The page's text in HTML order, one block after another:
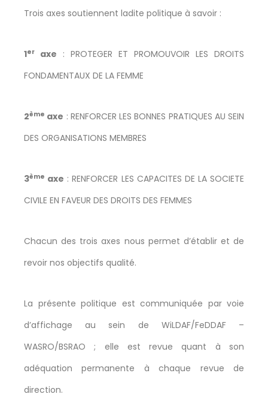
Trois axes soutiennent ladite politique à savoir :
1er axe : PROTEGER ET PROMOUVOIR LES DROITS
FONDAMENTAUX DE LA FEMME
2ème axe : RENFORCER LES BONNES PRATIQUES AU SEIN
DES ORGANISATIONS MEMBRES
3ème axe : RENFORCER LES CAPACITES DE LA SOCIETE
CIVILE EN FAVEUR DES DROITS DES FEMMES
Chacun des trois axes nous permet d’établir et de
revoir nos objectifs qualité.
La présente politique est communiquée par voie
d’affichage au sein de WiLDAF/FeDDAF –
WASRO/BSRAO ; elle est revue quant à son
adéquation permanente à chaque revue de
direction.